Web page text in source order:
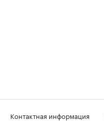
Контактная информация